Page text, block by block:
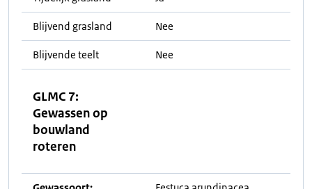
Blijvend grasland Nee
Blijvende teelt Nee
GLMC 7:
Gewassen op
bouwland
roteren